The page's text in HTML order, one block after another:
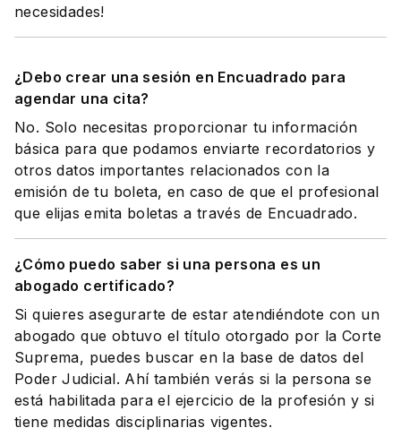
necesidades!
¿Debo crear una sesión en Encuadrado para
agendar una cita?
No. Solo necesitas proporcionar tu información
básica para que podamos enviarte recordatorios y
otros datos importantes relacionados con la
emisión de tu boleta, en caso de que el profesional
que elijas emita boletas a través de Encuadrado.
¿Cómo puedo saber si una persona es un
abogado certificado?
Si quieres asegurarte de estar atendiéndote con un
abogado que obtuvo el título otorgado por la Corte
Suprema, puedes buscar en la base de datos del
Poder Judicial. Ahí también verás si la persona se
está habilitada para el ejercicio de la profesión y si
tiene medidas disciplinarias vigentes.